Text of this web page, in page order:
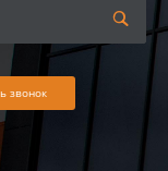
звонок